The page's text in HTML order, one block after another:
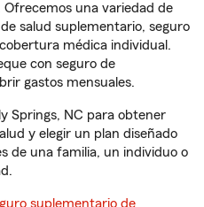
una variedad de
salud suplementario, seguro
médica individual.
con seguro de
gastos mensuales.
Springs, NC para obtener
y elegir un plan diseñado
de una familia, un individuo o
suplementario de